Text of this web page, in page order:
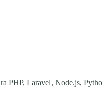
PHP, Laravel, Node.js,